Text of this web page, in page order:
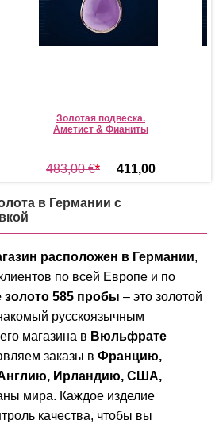
Золотая подвеска.
Аметист & Фианиты
483,00 €*
411,00
в Германии с
расположен в Германии,
по всей Европе и по
золото 585 пробы – это золотой
русскоязычным
магазина в Вюльфрате
заказы в Францию,
Ирландию, США,
мира. Каждое изделие
качества, чтобы вы